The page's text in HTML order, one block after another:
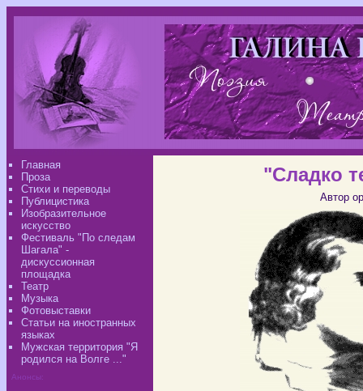
Главная
Проза
Стихи и переводы
Публицистика
Изобразительное
искусство
Фестиваль "По следам
Шагала" -
дискуссионная
площадка
Театр
Музыка
Фотовыставки
Статьи на иностранных
языках
Мужская территория "Я
родился на Волге ..."
Анонсы:
"Сладко
Автор